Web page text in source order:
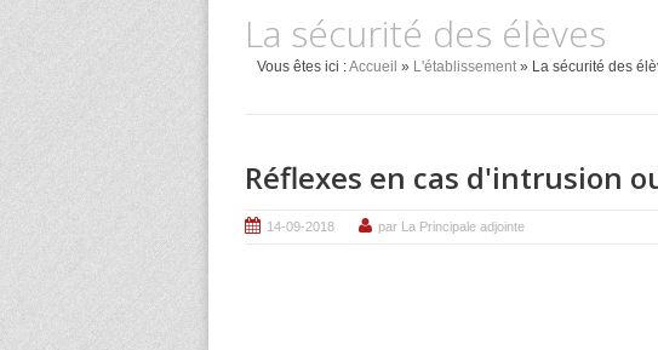
La sécurité des élèves
Vous êtes ici :Accueil » L'établissement» La sécurité des
Réflexes en cas d'intrusion
14-09-2018 par La Principale adjointe